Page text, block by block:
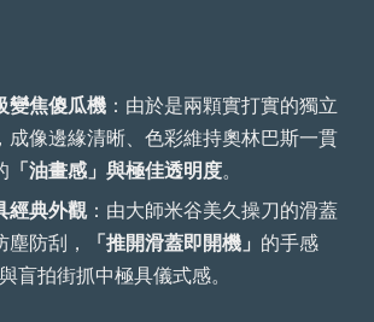
繩背帶 (一
- +NT$ 799
NT$ 850
-
加入購物車
變焦傻瓜機 ：由於是兩顆實打實的獨立
成像邊緣清晰、色彩維持奧林巴斯一貫
「油畫感」與極佳透明度。
經典外觀：由大師米谷美久操刀的滑蓋
防刮，
「推開滑蓋即開機」 的手感
盲拍街抓中極具儀式感。